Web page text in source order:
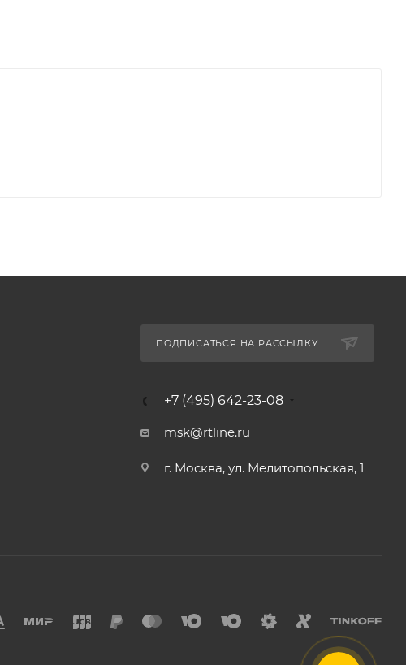
ПОДПИСАТЬСЯ НА РАССЫЛКУ
+7 (495) 642-23-08
msk@rtline.ru
г. Москва, ул. Мелитопольская, 1